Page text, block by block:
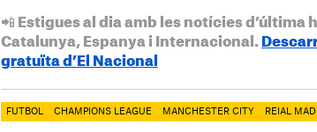
📲 Estigues al dia amb les notícies d’última
Catalunya, Espanya i Internacional.
gratuïta d’El Nacional
FUTBOL CHAMPIONS LEAGUE MANCHESTER CITY REIAL